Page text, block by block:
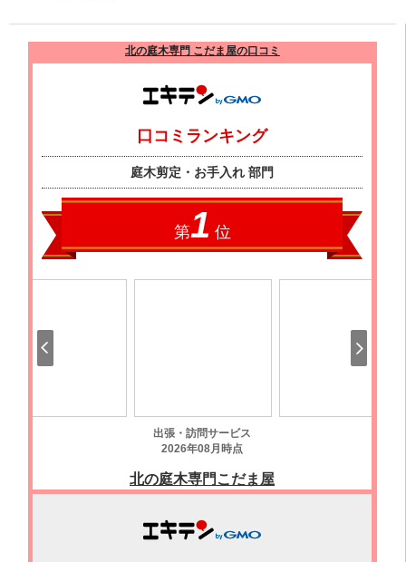
北の庭木専門 こだま屋の口コミ